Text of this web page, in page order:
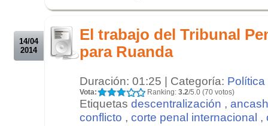
14/04
2014
El trabajo del Tribunal
para Ruanda
Duración: 01:25 | Categoría: Política
Vota: Ranking: 3.2/5.0 (70 votos)
Etiquetas descentralización , ancash
conflicto , corte penal internacional ,